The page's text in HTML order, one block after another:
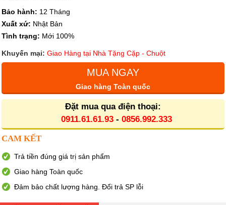
Bảo hành: 12 Tháng
Xuất xứ: Nhật Bản
Tình trạng: Mới 100%
Khuyến mại: Giao Hàng tại Nhà Tặng Cặp - Chuột
MUA NGAY
Giao hàng Toàn quốc
Đặt mua qua điện thoại:
0911.61.61.93- 0856.992.333
CAM KẾT
Trả tiền đúng giá trị sản phẩm
Giao hàng Toàn quốc
Đảm bảo chất lượng hàng. Đổi trả SP lỗi